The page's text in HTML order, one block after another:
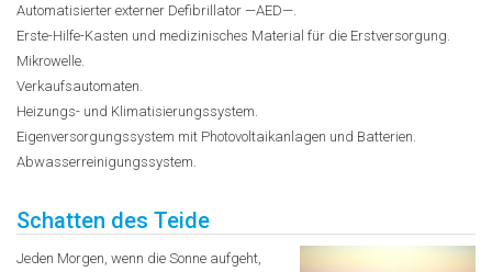
Automatisierter externer Defibrillator —AED—.
Erste-Hilfe-Kasten und medizinisches Material für die Erstversorgung.
Mikrowelle.
Verkaufsautomaten.
Heizungs- und Klimatisierungssystem.
Eigenversorgungssystem mit Photovoltaikanlagen und Batterien.
Abwasserreinigungssystem.
Schatten des Teide
Jeden Morgen, wenn die Sonne aufgeht,